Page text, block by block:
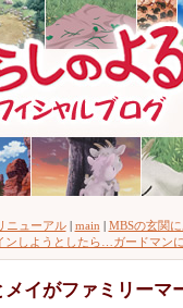
ニューアル| main | MBSの玄関
ンしようとしたら…ガードマン
メイがファミリーマ